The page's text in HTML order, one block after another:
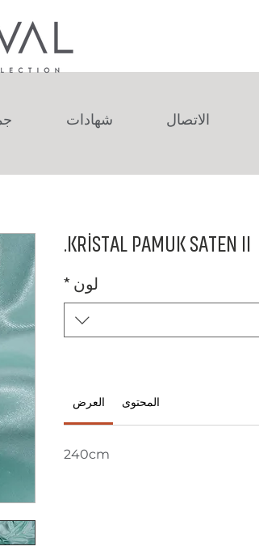
شهادات الاتصال
KRİSTAL PAMUK SATEN II.
لون *
العرض المحتوى
240cm